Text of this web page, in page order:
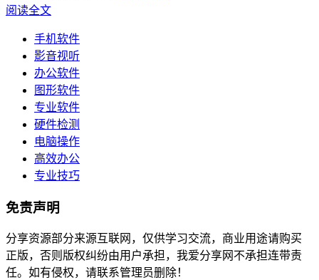
阅读全文
手机软件
影音视听
办公软件
图形软件
专业软件
硬件检测
电脑操作
高效办公
专业技巧
免责声明
分享资源部分来源互联网，仅供学习交流，商业用途请购买
正版，否则版权纠纷由用户承担，我爱分享网不承担连带责
任。如有侵权，请联系管理员删除！